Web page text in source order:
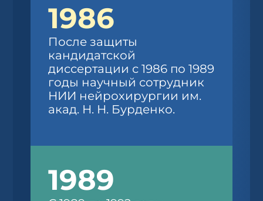
1986
После защиты
кандидатской
диссертации с 1986 по 1989
годы научный сотрудник
НИИ нейрохирургии им.
акад. Н. Н. Бурденко.
1989